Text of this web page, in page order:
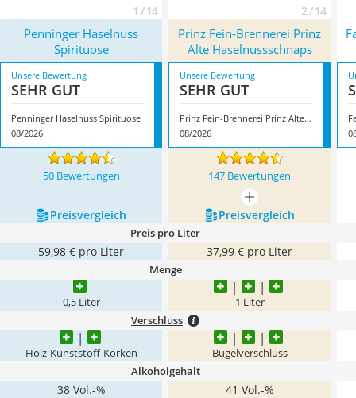
1 / 14 2 / 14
Penninger Haselnuss
Spirituose
Prinz Fein-Brennerei Prinz
Alte Haselnussschnaps
Unsere Bewertung
SEHR GUT
Penninger Haselnuss Spirituose
08/2026
Unsere Bewertung
SEHR GUT
Prinz Fein-Brennerei Prinz Alte Haselnussschnaps
08/2026
50 Bewertungen 147 Bewertungen
mehr anzeigen
Preis­vergleich
Preis­vergleich
Preis pro Liter
59,98 € pro Liter 37,99 € pro Liter
Menge
0,5 Liter 1 Liter
Verschluss
Holz-Kunststoff-Korken Bügelverschluss
Alkoholgehalt
38 Vol.-% 41 Vol.-%